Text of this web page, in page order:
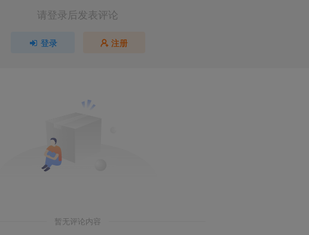
请登录后发表评论
登录 注册
暂无评论内容